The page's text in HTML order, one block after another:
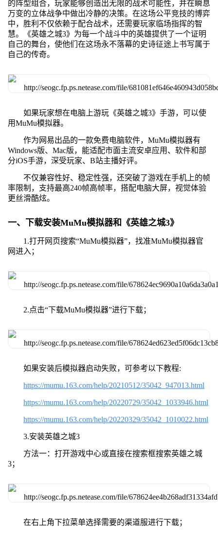
的阵型组合，玩家能够创造出无限的战术可能性，并在瞬息
万变的立体战争中做出冷静的决策。在这场公平竞技的博弈
中，胜利不仅依赖于配合战术，还需要玩家临场指挥的智
慧。《英雄之城3》为每一个战斗中的英雄提供了一个证明
自己的舞台，使他们在这场永不落幕的史诗征途上书写属于
自己的传奇。
如果玩家想在电脑上游玩《英雄之城3》手游，可以使
用MuMu模拟器。
作为网易出品的一款免费电脑软件，MuMu模拟器有
Windows版、Mac版，能适配市面主流安卓应用、软件和部
分iOS手游，深受玩家、B站主播好评。
不仅兼容性好、稳定性强，还突破了游戏在手机上的帧
率限制，支持最高240帧高帧率，搭配电脑大屏，视觉体验
更丝滑酷炫。
一、下载安装MuMu模拟器和《英雄之城3》
1.打开网页搜索“MuMu模拟器”，找准MuMu模拟器官
网进入；
2.点击“下载MuMu模拟器”进行下载；
如果安装后模拟器启动失败，可参考以下教程:
https://mumu.163.com/help/20210512/35042_947013.html
https://mumu.163.com/help/20220729/35042_1033946.html
https://mumu.163.com/help/20220329/35042_1010022.html
3.安装英雄之城3
方法一：打开游戏中心或直接在搜索框搜索英雄之城
3；
在右上角下拉菜单选择需要的渠道服进行下载；